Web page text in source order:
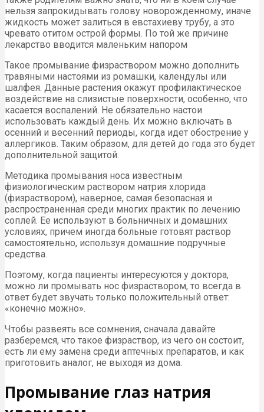
нельзя запрокидывать голову новорожденному, иначе
жидкость может залиться в евстахиеву трубу, а это
чревато отитом острой формы. По той же причине
лекарство вводится маленьким напором
Такое промывание физраствором можно дополнить
травяными настоями из ромашки, календулы или
шалфея. Данные растения окажут профилактическое
воздействие на слизистые поверхности, особенно, что
касается воспалений. Не обязательно настои
использовать каждый день. Их можно включать в
осенний и весенний периоды, когда идет обострение у
аллергиков. Таким образом, для детей до года это будет
дополнительной защитой.
Методика промывания носа известным
физиологическим раствором натрия хлорида
(физраствором), наверное, самая безопасная и
распространенная среди многих практик по лечению
соплей. Ее используют в больничных и домашних
условиях, причем иногда больные готовят раствор
самостоятельно, используя домашние подручные
средства.
Поэтому, когда пациенты интересуются у доктора,
можно ли промывать нос физраствором, то всегда в
ответ будет звучать только положительный ответ:
«конечно можно».
Чтобы развеять все сомнения, сначала давайте
разберемся, что такое физраствор, из чего он состоит,
есть ли ему замена среди аптечных препаратов, и как
приготовить аналог, не выходя из дома.
Промывание глаз натрия